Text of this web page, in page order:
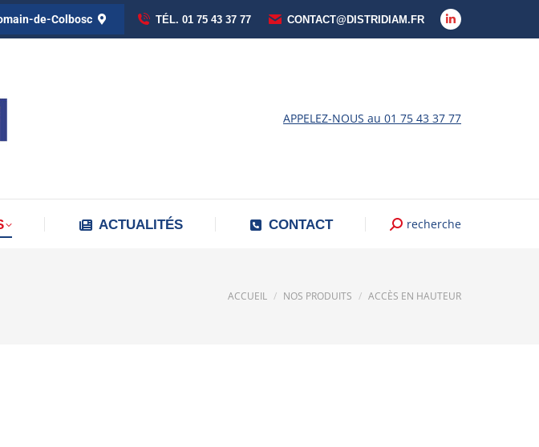
de-Colbosc TÉL. 01 75 43 37 77 CONTACT@DISTRIDIAM.FR
La
dans
APPELEZ-NOUS au 01 75 43 37 77
ACTUALITÉS CONTACT
Recherche
recherche
Vous êtes ici :
ACCUEIL NOS PRODUITS ACCÈS EN HAUTEUR